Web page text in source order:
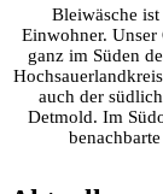
Bleiwäsche
Einwohner.
ganz im Süden
auch der
Detmold. Im